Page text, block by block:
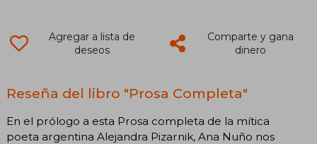
Agregar a lista de
deseos
Comparte y gana
dinero
Reseña del libro "Prosa Completa"
En el prólogo a esta Prosa completa de la mítica
poeta argentina Alejandra Pizarnik, Ana Nuño nos